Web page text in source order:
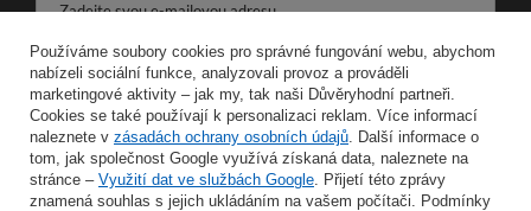
Zadejte svou e-mailovou adresu
Souhlasím se zpracováním svých osobních údajů pro účely a v rozsahu služby Newsletter ve formátu
ULOŽIT
Používáme soubory cookies pro správné fungování webu, abychom
nabízeli sociální funkce, analyzovali provoz a prováděli
marketingové aktivity – jak my, tak naši Důvěryhodní partneři.
Cookies se také používají k personalizaci reklam. Více informací
naleznete v zásadách ochrany osobních údajů. Další informace o
tom, jak společnost Google využívá získaná data, naleznete na
stránce – Využití dat ve službách Google. Přijetí této zprávy
znamená souhlas s jejich ukládáním na vašem počítači. Podmínky